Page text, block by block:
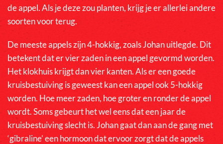
de appel. Als je deze zou planten, krijg je er allerlei andere
soorten voor terug.
De meeste appels zijn 4-hokkig, zoals Johan uitlegde. Dit
betekent dat er vier zaden in een appel gevormd worden.
Het klokhuis krijgt dan vier kanten. Als er een goede
kruisbestuiving is geweest kan een appel ook 5-hokkig
worden. Hoe meer zaden, hoe groter en ronder de appel
wordt. Soms gebeurt het wel eens dat een jaar de
kruisbestuiving slecht is. Johan gaat dan aan de gang met
‘gibraline’ een hormoon dat ervoor zorgt dat de appels